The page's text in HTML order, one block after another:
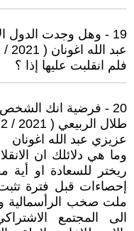
19 - وهل وجدت الدول الإشتراكية سعادة ؟
عبد الله اغونان ( 2021 / 2 / 2 - 11:58 )
فلم انقلبت عليها إذا ؟
20 - فرضية انك الشخص الوحيد الذي يستطيع إثباتها او
طلال الربيعي ( 2021 / 2 / 2 - 15:17 )
عزيزي عبد الله اغونان
وما هي دلائلك ان
ريختر للسعادة او
إحصاءات قبل فترة
ملت صخب الرأسمالية
الى المجتمع